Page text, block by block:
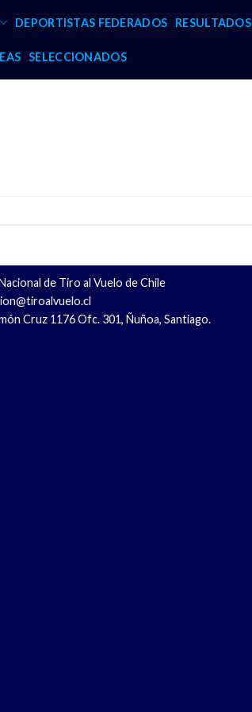
DEPORTISTAS FEDERADOS RESULTADOS
SELECCIONADOS
de Tiro al Vuelo de Chile
Cruz 1176 Ofc. 301, Ñuñoa, Santiago.